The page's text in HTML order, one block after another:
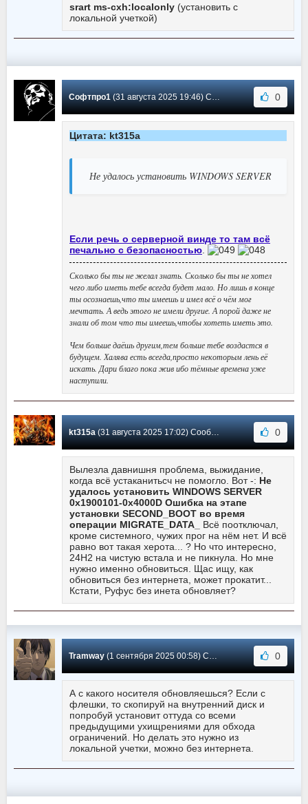
srart ms-cxh:localonly (установить с
локальной учеткой)
Софтпро1(31 августа 2025 19:46) Сообщение #10951 0
Цитата: kt315a
Не удалось установить WINDOWS SERVER
Если речь о серверной винде то там всё
печально с безопасностью
Сколько бы ты не желал знать. Сколько бы ты не хотел
чего либо иметь тебе всегда будет мало. Но лишь в конце
ты осознаешь,что ты имеешь и имел всё о чём мог
мечтать. А ведь этого не имели другие. А порой даже не
знали об том что ты имеешь,чтобы хотеть иметь это.
Чем больше даёшь другим,тем больше тебе воздастся в
будущем. Халява есть всегда,просто некоторым лень её
искать. Дари благо пока жив ибо тёмные времена уже
наступили.
kt315a(31 августа 2025 17:02) Сообщение #10950 0
Вылезла давнишня проблема, выжидание,
когда всё устаканитьсч не помогло. Вот -: Не
удалось установить WINDOWS SERVER
0х1900101-0х4000D Ошибка на этапе
установки SECOND_BOOT во время
операции MIGRATE_DATA_
Всё поотключал,
кроме системного, чужих прог на нём нет. И всё
равно вот такая херота... ? Но что интересно,
24Н2 на чистую встала и не пикнула. Но мне
нужно именно обновиться. Щас ищу, как
обновиться без интернета, может прокатит...
Кстати, Руфус без инета обновляет?
Tramway(1 сентября 2025 00:58) Сообщение #10949 0
А с какого носителя обновляешься? Если с
флешки, то скопируй на внутренний диск и
попробуй установит оттуда со всеми
предыдущими ухищрениями для обхода
ограничений. Но делать это нужно из
локальной учетки, можно без интернета.